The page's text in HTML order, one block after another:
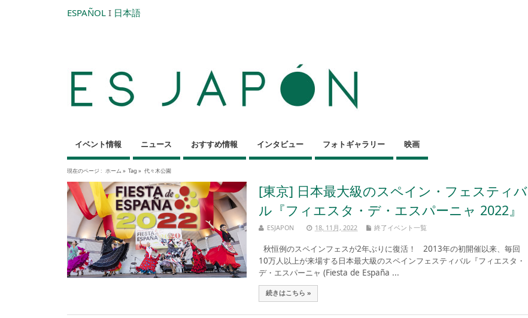
ESPAÑOL I 日本語
イベント情報 ニュース おすすめ情報 インタビュー フォトギャラリー 映画
現在のページ : ホーム » Tag » 代々木公園
[東京] 日本最大級のスペイン・フェスティバ
ル『フィエスタ・デ・エスパーニャ 2022』
ESJAPON 18, 11月, 2022 終了イベント一覧
秋恒例のスペインフェスが2年ぶりに復活！ 2013年の初開催以来、毎回
10万人以上が来場する日本最大級のスペインフェスティバル『フィエスタ・
デ・エスパーニャ (Fiesta de España ...
続きはこちら »